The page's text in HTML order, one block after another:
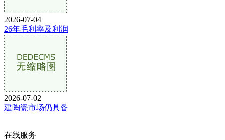
2026-07-04
26年毛利率及利润
2026-07-02
建陶瓷市场仍具备
在线服务